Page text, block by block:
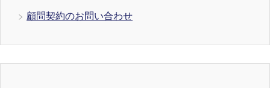
顧問契約のお問い合わせ